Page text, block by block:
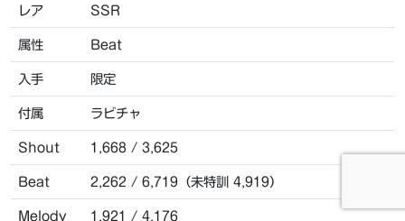
レア SSR
属性 Beat
入手 限定
付属 ラビチャ
Shout 1,668 / 3,625
Beat 2,262 / 6,719（未特訓 4,919）
Melody 1,921 / 4,176